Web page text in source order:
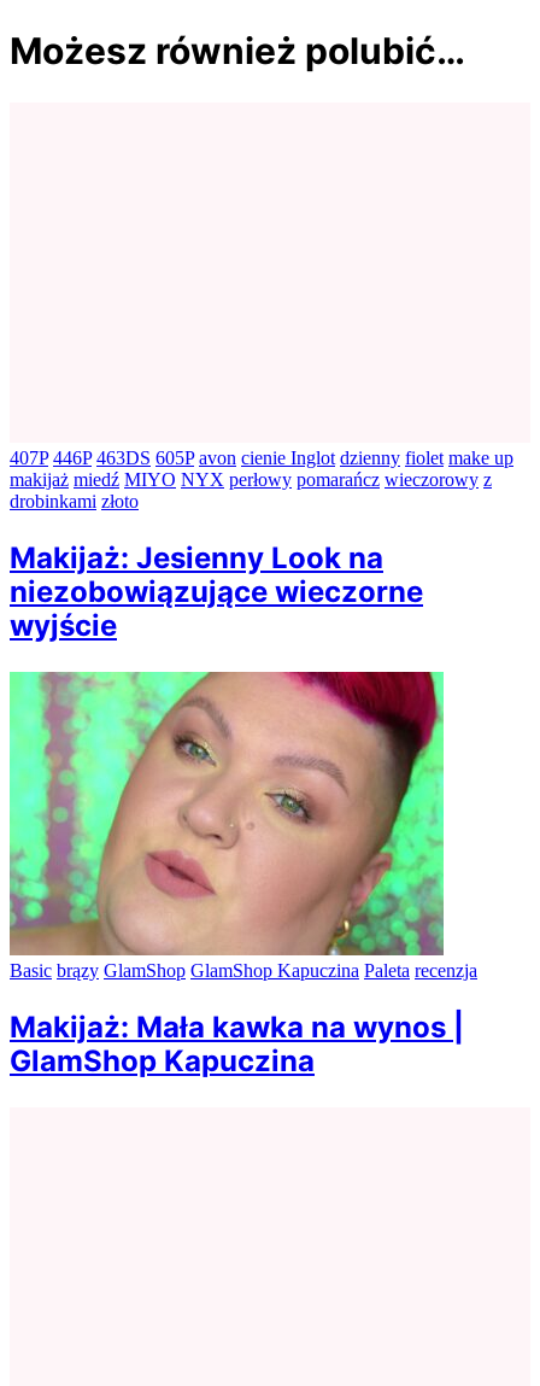
Możesz również polubić…
407P 446P 463DS 605P avon cienie Inglot dzienny fiolet make up
makijaż miedź MIYO NYX perłowy pomarańcz wieczorowy z
drobinkami złoto
Makijaż: Jesienny Look na
niezobowiązujące wieczorne
wyjście
Basic brązy GlamShop GlamShop Kapuczina Paleta recenzja
Makijaż: Mała kawka na wynos |
GlamShop Kapuczina